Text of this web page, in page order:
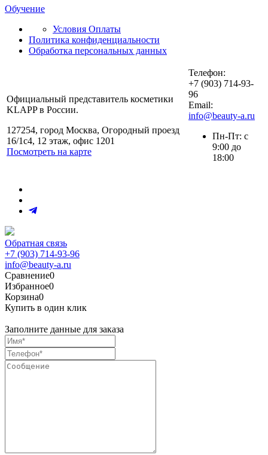
Обучение
Условия Оплаты
Политика конфиденциальности
Обработка персональных данных
Официальный представитель косметики
KLAPP в России.
127254, город Москва, Огородный проезд
16/1с4, 12 этаж, офис 1201
Посмотреть на карте
Телефон:
+7 (903) 714-93-
96
Email:
info@beauty-a.ru
Пн-Пт: с
9:00 до
18:00
Обратная связь
+7 (903) 714-93-96
info@beauty-a.ru
Сравнение0
Избранное0
Корзина0
Купить в один клик
Заполните данные для заказа